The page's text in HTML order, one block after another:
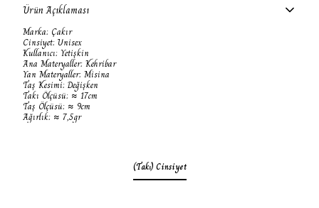
Ürün Açıklaması
Marka: Çakır
Cinsiyet: Unisex
Kullanıcı: Yetişkin
Ana Materyaller: Kehribar
Yan Materyaller: Misina
Taş Kesimi: Değişken
Takı Ölçüsü: ≈ 17cm
Taş Ölçüsü: ≈ 9cm
Ağırlık: ≈ 7,5gr
(Takı) Cinsiyet